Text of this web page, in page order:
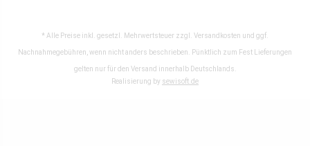
* Alle Preise inkl. gesetzl. Mehrwertsteuer zzgl. Versandkosten und ggf.
Nachnahmegebühren, wenn nicht anders beschrieben. Pünktlich zum Fest Lieferungen
gelten nur für den Versand innerhalb Deutschlands.
Realisierung by sewisoft.de